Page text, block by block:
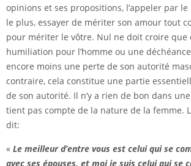
opinions et ses propositions, l’appeler par le
le plus, essayer de mériter son amour tout
pour mériter le vôtre. Nul ne doit croire que
humiliation pour l’homme ou une
encore moins une perte de son autorité
contraire, cela constitue une partie
de son autorité. Il n’y a rien de bon dans
tient pas compte de la nature de la femme.
dit:
« Le meilleur d’entre vous est celui qui se
avec ses épouses, et moi je suis celui qui se